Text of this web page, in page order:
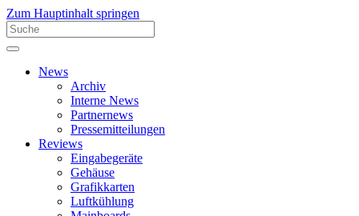
Zum Hauptinhalt springen
News
Archiv
Interne News
Partnernews
Pressemitteilungen
Reviews
Eingabegeräte
Gehäuse
Grafikkarten
Luftkühlung